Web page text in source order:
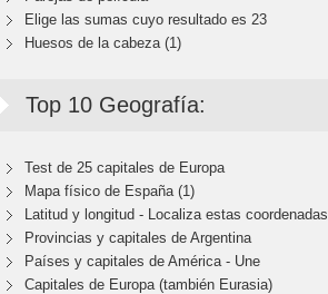
Elige las sumas cuyo resultado es 23
Huesos de la cabeza (1)
Top 10 Geografía:
Test de 25 capitales de Europa
Mapa físico de España (1)
Latitud y longitud - Localiza estas coordenadas
Provincias y capitales de Argentina
Países y capitales de América - Une
Capitales de Europa (también Eurasia)